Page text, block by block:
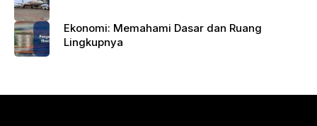
Ekonomi: Memahami Dasar dan Ruang
Lingkupnya